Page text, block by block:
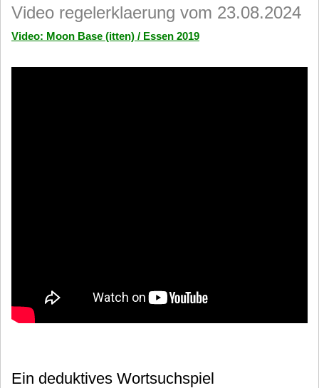
Video regelerklaerung vom 23.08.2024
Video: Moon Base (itten) / Essen 2019
Ein deduktives Wortsuchspiel